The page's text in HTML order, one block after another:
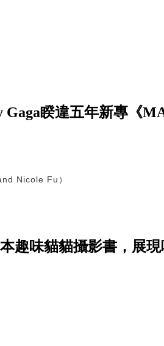
Gaga睽違五年新專《
Nicole Fu）
趣味貓貓攝影書，展